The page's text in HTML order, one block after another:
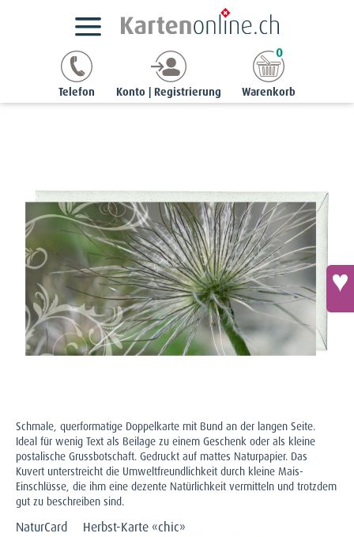
Telefon Konto | Registrierung Warenkorb
0
chic | 9 x 17 cm
Grusskarte schmal - Küchenschelle (Pulsatilla vulgaris)
Schmale, querformatige Doppelkarte mit Bund an der langen Seite.
Ideal für wenig Text als Beilage zu einem Geschenk oder als kleine
postalische Grussbotschaft. Gedruckt auf mattes Naturpapier. Das
Kuvert unterstreicht die Umweltfreundlichkeit durch kleine Mais-
Einschlüsse, die ihm eine dezente Natürlichkeit vermitteln und trotzdem
gut zu beschreiben sind.
NaturCard Herbst-Karte «chic»